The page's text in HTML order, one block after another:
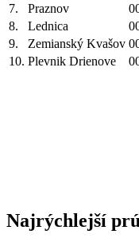
7.
Praznov
8.
Lednica
9.
Zemianský Kvašov
10. Plevnik Drienove
Najrýchlejší